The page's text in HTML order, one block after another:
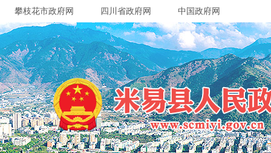
攀枝花市政府网 四川省政府网 中国政府网